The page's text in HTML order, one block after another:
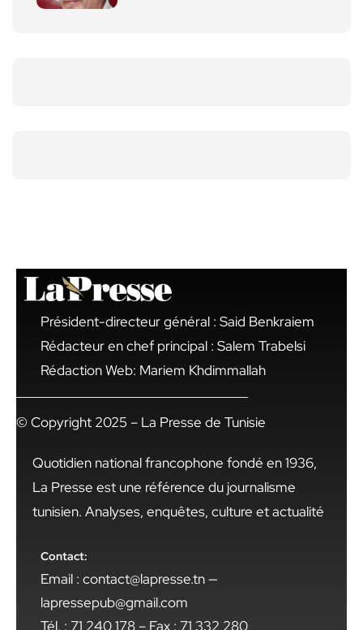
Président-directeur général : Said Benkraiem
Rédacteur en chef principal : Salem Trabelsi
Rédaction Web: Mariem Khdimmallah
© Copyright 2025 – La Presse de Tunisie
Quotidien national francophone fondé en 1936,
La Presse est une référence du journalisme
tunisien. Analyses, enquêtes, culture et actualité
Contact:
Email : contact@lapresse.tn —
lapressepub@gmail.com
Tél. : 71 240 178 – Fax : 71 332 280